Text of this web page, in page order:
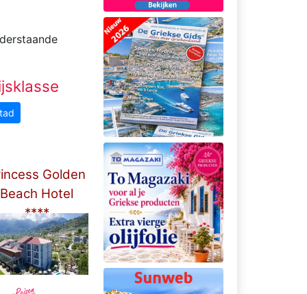
Golden
Beach Hotel
****